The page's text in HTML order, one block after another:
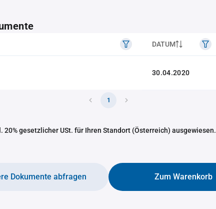
DATUM
30.04.2020
1
20% gesetzlicher USt. für Ihren Standort (Österreich) ausgewiesen.
Zum Warenkorb
Dokumente abfragen